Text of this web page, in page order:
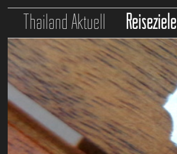
Thailand Aktuell Reiseziele